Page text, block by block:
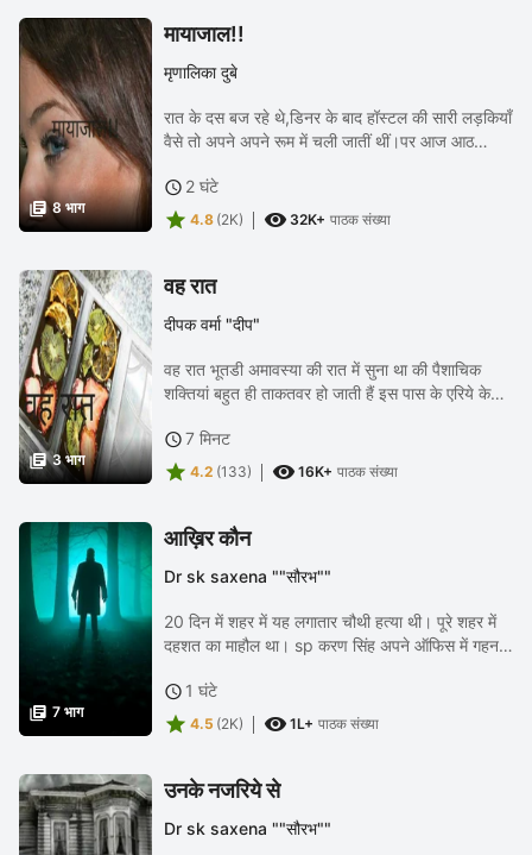
 8 भाग
मायाजाल!!
मृणालिका दुबे
रात के दस बज रहे थे,डिनर के बाद हॉस्टल की सारी लड़कियाँ
वैसे तो अपने अपने रूम में चली जातीं थीं।पर आज आठ
में बड़ी सी टेबल के इर्दगिर्द जम गया।...
 2 घंटे
 4.8 (2K)  32K+ पाठक संख्या
 3 भाग
वह रात
दीपक वर्मा "दीप"
वह रात भूतडी अमावस्या की रात में सुना था की पैशाचिक
शक्तियां बहुत ही ताकतवर हो जाती हैं इस पास के एरिये के
जिनके शरीर में देवता आकर खेलते हैं...
7 मिनट
 4.2 (133)  16K+ पाठक संख्या
 7 भाग
आख़िर कौन
Dr sk saxena ""सौरभ""
20 दिन में शहर में यह लगातार चौथी हत्या थी। पूरे शहर में
दहशत का माहौल था। sp करण सिंह अपने ऑफिस में गहन
हो रहे है। और वो अब तक कुछ भी...
 1 घंटे
 4.5 (2K)  1L+ पाठक संख्या
उनके नजरिये से
Dr sk saxena ""सौरभ""